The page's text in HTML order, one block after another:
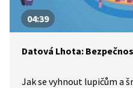
04:39
Datová Lhota:
Jak se vyhnout lupičům a